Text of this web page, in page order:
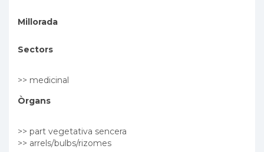
Millorada
Sectors
>> medicinal
Òrgans
>> part vegetativa sencera
>> arrels/bulbs/rizomes